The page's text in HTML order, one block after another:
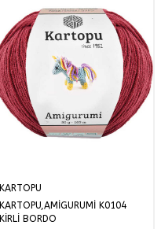
KARTOPU
KARTOPU,AMİGURUMİ K0104
KİRLİ BORDO